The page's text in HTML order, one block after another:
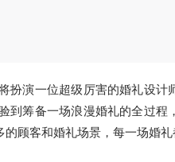
扮演一位超级厉害的婚礼设
到筹备一场浪漫婚礼的全过程
顾客和婚礼场景，每一场婚礼